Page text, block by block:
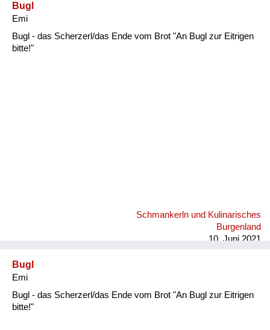
Bugl
Emi
Bugl - das Scherzerl/das Ende vom Brot "An Bugl zur Eitrigen
bitte!"
Schmankerln und Kulinarisches
Burgenland
10. Juni 2021
Bugl
Emi
Bugl - das Scherzerl/das Ende vom Brot "An Bugl zur Eitrigen
bitte!"